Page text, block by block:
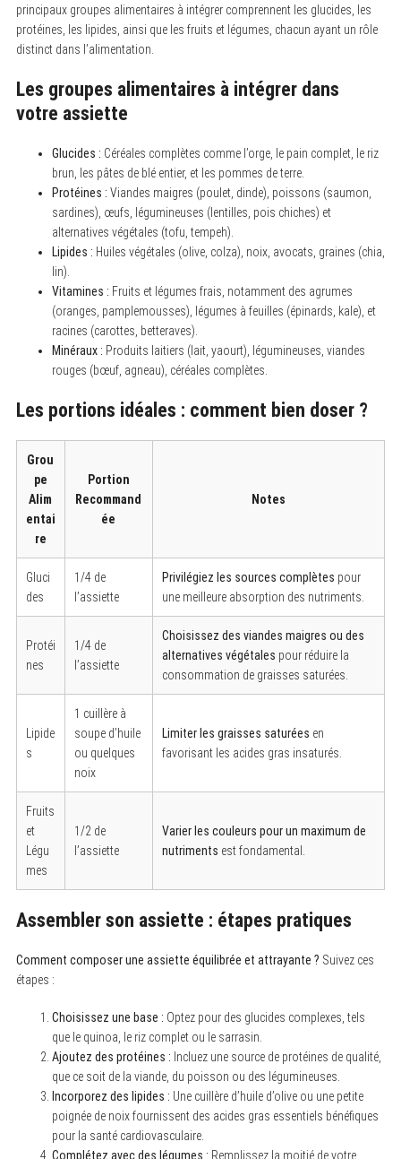
principaux groupes alimentaires à intégrer comprennent les glucides, les
protéines, les lipides, ainsi que les fruits et légumes, chacun ayant un rôle
distinct dans l’alimentation.
Les groupes alimentaires à intégrer dans
votre assiette
Glucides : Céréales complètes comme l’orge, le pain complet, le riz
brun, les pâtes de blé entier, et les pommes de terre.
Protéines : Viandes maigres (poulet, dinde), poissons (saumon,
sardines), œufs, légumineuses (lentilles, pois chiches) et
alternatives végétales (tofu, tempeh).
Lipides : Huiles végétales (olive, colza), noix, avocats, graines (chia,
lin).
Vitamines : Fruits et légumes frais, notamment des agrumes
(oranges, pamplemousses), légumes à feuilles (épinards, kale), et
racines (carottes, betteraves).
Minéraux : Produits laitiers (lait, yaourt), légumineuses, viandes
rouges (bœuf, agneau), céréales complètes.
Les portions idéales : comment bien doser ?
Grou
pe
Alim
entai
re
Portion
Recommand
ée
Notes
Gluci
des
1/4 de
l’assiette
Privilégiez les sources complètes pour
une meilleure absorption des nutriments.
Protéi
nes
1/4 de
l’assiette
Choisissez des viandes maigres ou des
alternatives végétales pour réduire la
consommation de graisses saturées.
Lipide
s
1 cuillère à
soupe d’huile
ou quelques
noix
Limiter les graisses saturées en
favorisant les acides gras insaturés.
Fruits
et
Légu
mes
1/2 de
l’assiette
Varier les couleurs pour un maximum de
nutriments est fondamental.
Assembler son assiette : étapes pratiques
Comment composer une assiette équilibrée et attrayante ? Suivez ces
étapes :
Choisissez une base : Optez pour des glucides complexes, tels
que le quinoa, le riz complet ou le sarrasin.
Ajoutez des protéines : Incluez une source de protéines de qualité,
que ce soit de la viande, du poisson ou des légumineuses.
Incorporez des lipides : Une cuillère d’huile d’olive ou une petite
poignée de noix fournissent des acides gras essentiels bénéfiques
pour la santé cardiovasculaire.
Complétez avec des légumes : Remplissez la moitié de votre
S
e
r
c
h
f
o
r